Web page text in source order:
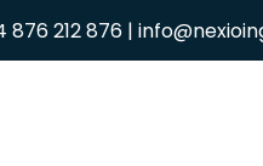
876 212 876 |